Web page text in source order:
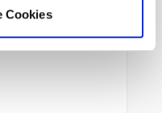
CookiesKapuze mit